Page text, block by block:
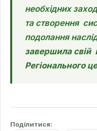
необхідних
та створення
подолання
завершила свій
Регіонального
Поділитися: